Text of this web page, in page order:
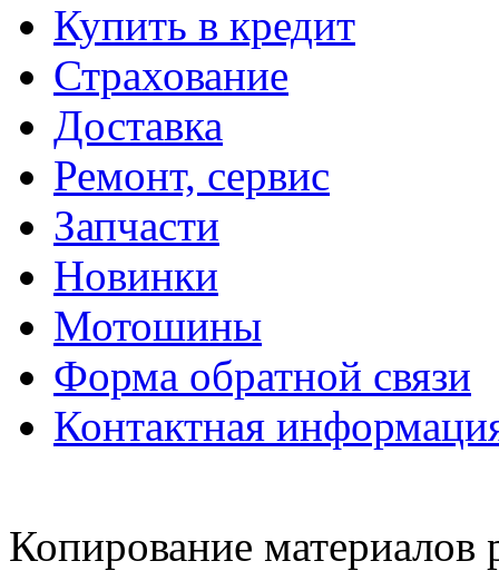
Купить в кредит
Страхование
Доставка
Ремонт, сервис
Запчасти
Новинки
Мотошины
Форма обратной связи
Контактная
Копирование материалов